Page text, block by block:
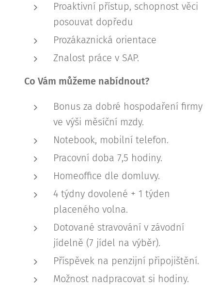
Proaktivní přístup, schopnost věci
posouvat dopředu
Prozákaznická orientace
Znalost práce v SAP.
Co Vám můžeme nabídnout?
Bonus za dobré hospodaření firmy
ve výši měsíční mzdy.
Notebook, mobilní telefon.
Pracovní doba 7,5 hodiny.
Homeoffice dle domluvy.
4 týdny dovolené + 1 týden
placeného volna.
Dotované stravování v závodní
jídelně (7 jídel na výběr).
Příspěvek na penzijní připojištění.
Možnost nadpracovat si hodiny.